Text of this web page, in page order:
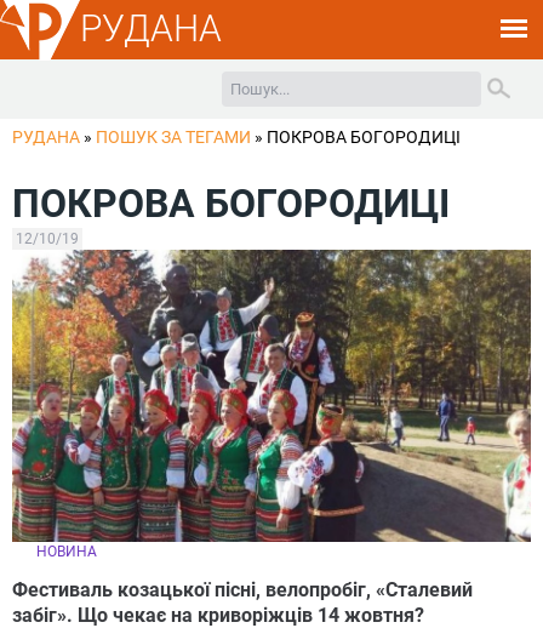
РУДАНА
РУДАНА » ПОШУК ЗА ТЕГАМИ » ПОКРОВА БОГОРОДИЦІ
ПОКРОВА БОГОРОДИЦІ
12/10/19
НОВИНА
Фестиваль козацької пісні, велопробіг, «Сталевий
забіг». Що чекає на криворіжців 14 жовтня?